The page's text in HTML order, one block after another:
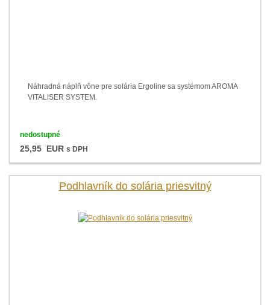
Náhradná náplň vône pre solária Ergoline sa systémom AROMA
VITALISER SYSTEM.
nedostupné
25,95 EUR s DPH
Podhlavník do solária priesvitný